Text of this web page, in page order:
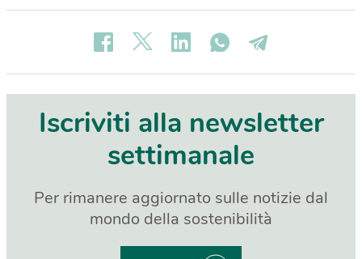
Iscriviti alla newsletter
settimanale
Per rimanere aggiornato sulle notizie dal
mondo della sostenibilità